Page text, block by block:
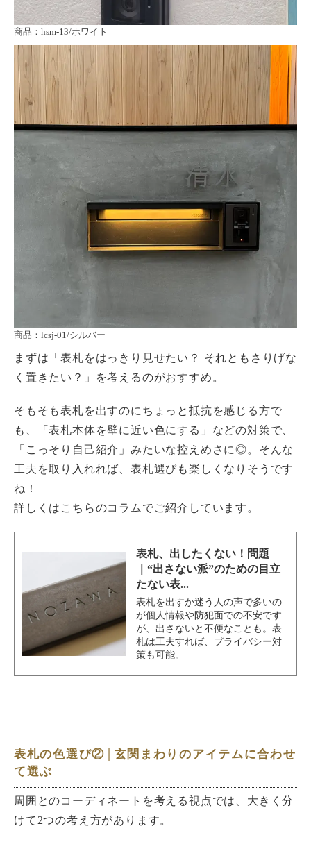
商品：hsm-13/ホワイト
商品：lcsj-01/シルバー
まずは「表札をはっきり見せたい？ それともさりげな
く置きたい？」を考えるのがおすすめ。
そもそも表札を出すのにちょっと抵抗を感じる方で
も、「表札本体を壁に近い色にする」などの対策で、
「こっそり自己紹介」みたいな控えめさに◎。そんな
工夫を取り入れれば、表札選びも楽しくなりそうです
ね！
詳しくはこちらのコラムでご紹介しています。
表札、出したくない！問題
｜“出さない派”のための目立
たない表...
表札を出すか迷う人の声で多いの
が個人情報や防犯面での不安です
が、出さないと不便なことも。表
札は工夫すれば、プライバシー対
策も可能。
表札の色選び②│玄関まわりのアイテムに合わせ
て選ぶ
周囲とのコーディネートを考える視点では、大きく分
けて2つの考え方があります。